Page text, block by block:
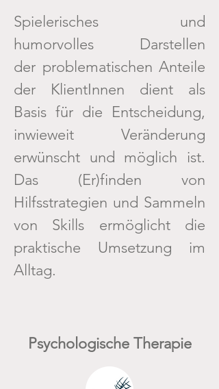
Spielerisches und
humorvolles Darstellen
der problematischen Anteile
der KlientInnen dient als
Basis für die Entscheidung,
inwieweit Veränderung
erwünscht und möglich ist.
Das (Er)finden von
Hilfsstrategien und Sammeln
von Skills ermöglicht die
praktische Umsetzung im
Alltag.
Psychologische Therapie